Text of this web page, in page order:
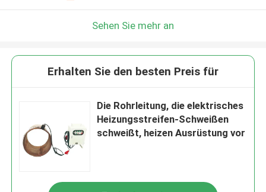
Sehen Sie mehr an
Erhalten Sie den besten Preis für
Die Rohrleitung, die elektrisches
Heizungsstreifen-Schweißen
schweißt, heizen Ausrüstung vor